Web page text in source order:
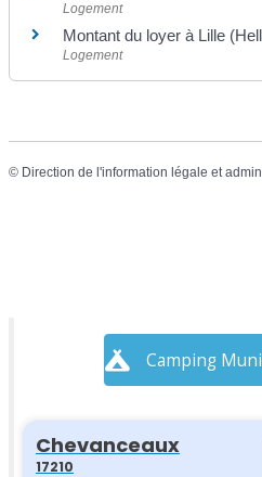
Logement
Montant du loyer à Lille
Logement
© Direction de l'information légale et
Camping